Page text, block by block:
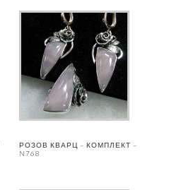
РОЗОВ КВАРЦ – КОМПЛЕКТ –
N768